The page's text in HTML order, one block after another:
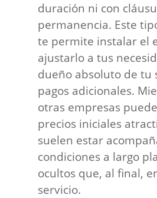
duración ni con
permanencia. Este
te permite instalar el
ajustarlo a tus
dueño absoluto de tu
pagos adicionales.
otras empresas
precios iniciales
suelen estar
condiciones a largo
ocultos que, al final,
servicio.